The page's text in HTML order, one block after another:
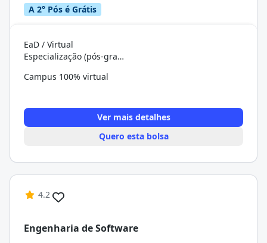
A 2° Pós é Grátis
EaD / Virtual
Especialização (pós-graduação)
Campus 100% virtual
Ver mais detalhes
Quero esta bolsa
4.2
Engenharia de Software